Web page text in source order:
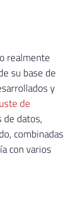
realmente
su base de
y
de
de datos,
combinadas
con varios